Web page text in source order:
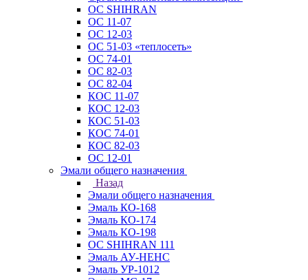
ОС SHIHRAN
ОС 11-07
ОС 12-03
ОС 51-03 «теплосеть»
ОС 74-01
ОС 82-03
ОС 82-04
КОС 11-07
КОС 12-03
КОС 51-03
КОС 74-01
КОС 82-03
ОС 12-01
Эмали общего назначения
Назад
Эмали общего назначения
Эмаль КО-168
Эмаль КО-174
Эмаль КО-198
ОС SHIHRAN 111
Эмаль АУ-НЕНС
Эмаль УР-1012